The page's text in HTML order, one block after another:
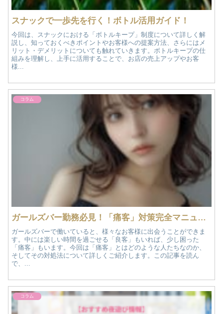
スナックで一歩先を行く！ボトル活用ガイド！
今回は、スナックにおける「ボトルキープ」制度について詳しく解
説し、知っておくべきポイントやお客様への提案方法、さらにはメ
リット・デメリットについても触れていきます。ボトルキープの仕
組みを理解し、上手に活用することで、お店の売上アップやお客
様...
コラム
ガールズバー勤務必見！「痛客」対策完全マニュアル
ガールズバーで働いていると、様々なお客様に出会うことができま
す。中には楽しい時間を過ごせる「良客」もいれば、少し困った
「痛客」もいます。今回は「痛客」とはどのような人たちなのか、
そしてその対処法について詳しくご紹介します。この記事を読ん
で、...
コラム